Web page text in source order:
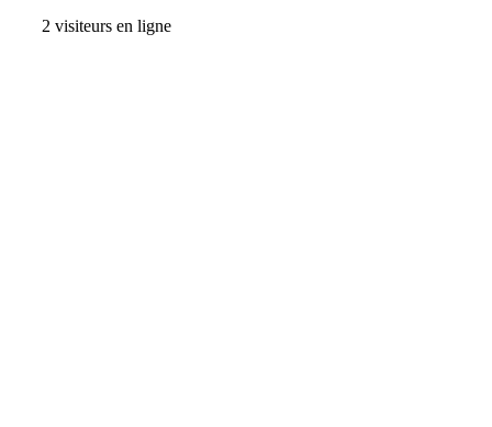
2 visiteurs en ligne